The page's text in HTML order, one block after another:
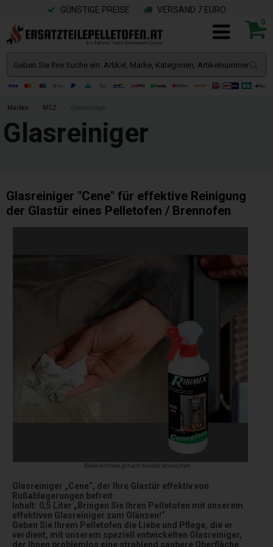
GÜNSTIGE PREISE VERSAND 7 EURO
0
Marken MCZ Glasreiniger
Glasreiniger
Glasreiniger "Cene" für effektive Reinigung
der Glastür eines Pelletofen / Brennofen
Bilder können je nach Modell abweichen
Glasreiniger „Cene“, der Ihre Glastür effektiv von
Rußablagerungen befreit
Inhalt: 0,5 Liter „Bringen Sie Ihren Pelletofen mit unserem
effektiven Glasreiniger zum Glänzen!“
Geben Sie Ihrem Pelletofen die Liebe und Pflege, die er
verdient, mit unserem speziell entwickelten Glasreiniger,
der Ihnen problemlos eine strahlend saubere Oberfläche